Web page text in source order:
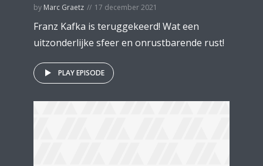
by Marc Graetz 17 december 2021
Franz Kafka is teruggekeerd! Wat een
uitzonderlijke sfeer en onrustbarende rust!
PLAY EPISODE